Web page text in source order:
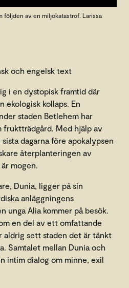
följden av en miljökatastrof. Larissa
och engelsk text
i en dystopisk framtid där
ekologisk kollaps. En
staden Betlehem har
fruktträdgård. Med hjälp av
dagarna före apokalypsen
återplanteringen av
mogen.
Dunia, ligger på sin
anläggningens
unga Alia kommer på besök.
en del av ett omfattande
aldrig sett staden det är tänkt
Samtalet mellan Dunia och
intim dialog om minne, exil